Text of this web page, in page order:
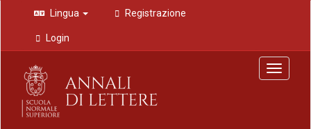
Navigazione
principale
Contenuto
principale
Barra
laterale
Lingua Registrazione
Login
Toggle